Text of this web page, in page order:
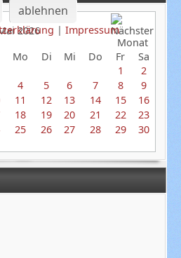
2026
Mo Di Mi Do Fr
Sa
1
2
4 5 6 7 8
9
11 12 13 14 15
16
18 19 20 21 22
23
25 26 27 28 29
30
ablehnen
| Impressum